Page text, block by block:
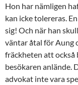
Hon har nämligen
kan icke tolereras.
sig! Och när han
väntar åtal för Aung
fräckheten att också
besökaren anlände.
advokat inte vara